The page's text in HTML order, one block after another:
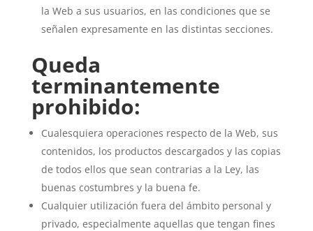
la Web a sus usuarios, en las condiciones que se
señalen expresamente en las distintas secciones.
Queda
terminantemente
prohibido:
Cualesquiera operaciones respecto de la Web, sus
contenidos, los productos descargados y las copias
de todos ellos que sean contrarias a la Ley, las
buenas costumbres y la buena fe.
Cualquier utilización fuera del ámbito personal y
privado, especialmente aquellas que tengan fines